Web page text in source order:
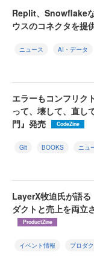
Replit、Snowflake
ウスのコネクタを提
ニュース AI・データ
エラーもコンフリク
って、壊して、直し
門』発売
CodeZine
Git BOOKS ニュ
LayerX牧迫氏が語る
ダクトと売上を両立
ProductZine
イベント情報 プロダ